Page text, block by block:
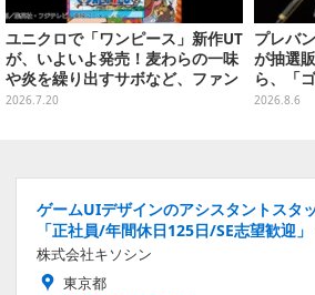
ユニクロで「ワンピース」新作UT
が、いよいよ発売！麦わらの一味
や炎を繰り出すサボなど、ファン
の心を揺さぶる全4種
2026.7.20
プレバ
が抽選
ら、「
まで
2026.8.6
ゲームUIデザインのアシスタントスタ
「正社員/年間休日125日/SE志望歓迎
株式会社キソシン
東京都